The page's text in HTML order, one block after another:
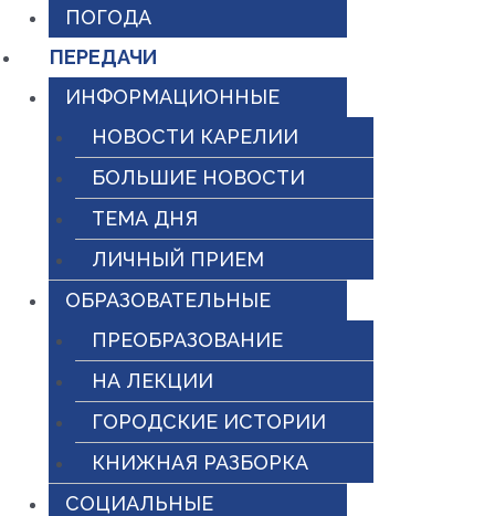
ПОГОДА
ПЕРЕДАЧИ
ИНФОРМАЦИОННЫЕ
НОВОСТИ КАРЕЛИИ
БОЛЬШИЕ НОВОСТИ
ТЕМА ДНЯ
ЛИЧНЫЙ ПРИЕМ
ОБРАЗОВАТЕЛЬНЫЕ
ПРЕОБРАЗОВАНИЕ
НА ЛЕКЦИИ
ГОРОДСКИЕ ИСТОРИИ
КНИЖНАЯ РАЗБОРКА
СОЦИАЛЬНЫЕ